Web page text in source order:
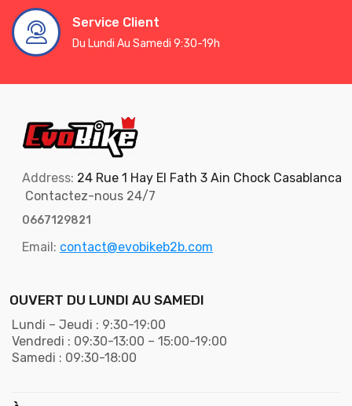
Service Client
Du Lundi Au Samedi 9:30-19h
Address: 24 Rue 1 Hay El Fath 3 Ain Chock Casablanca
Contactez-nous 24/7
0667129821
Email: contact@evobikeb2b.com
OUVERT DU LUNDI AU SAMEDI
Lundi – Jeudi : 9:30-19:00
Vendredi : 09:30-13:00 – 15:00-19:00
Samedi : 09:30-18:00